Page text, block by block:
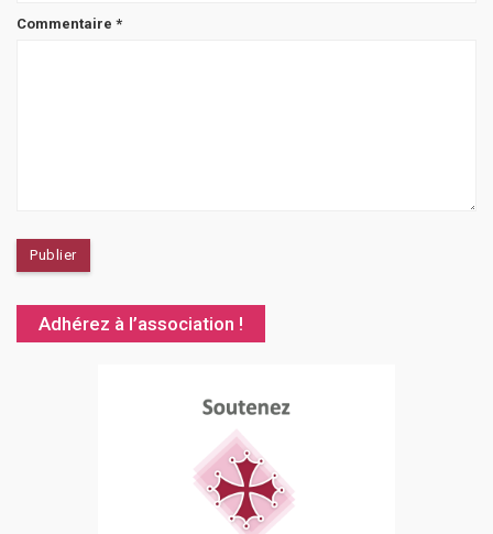
Commentaire *
Adhérez à l’association !